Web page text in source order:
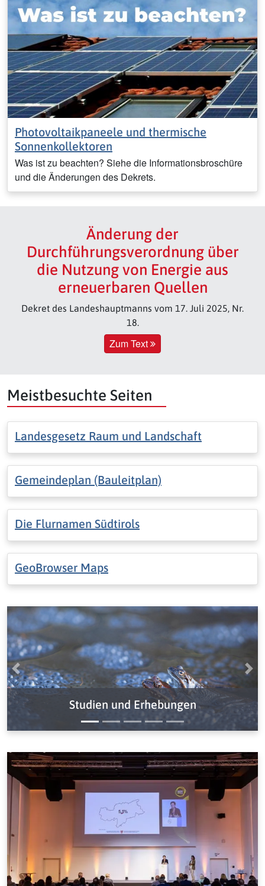
Photovoltaikpaneele und thermische
Sonnenkollektoren
Was ist zu beachten? Siehe die Informationsbroschüre
und die Änderungen des Dekrets.
Änderung der
Durchführungsverordnung über
die Nutzung von Energie aus
erneuerbaren Quellen
Dekret des Landeshauptmanns vom 17. Juli 2025, Nr.
18.
Zum Text
Meistbesuchte Seiten
Landesgesetz Raum und Landschaft
Gemeindeplan (Bauleitplan)
Die Flurnamen Südtirols
GeoBrowser Maps
Studien und Erhebungen
Vorige